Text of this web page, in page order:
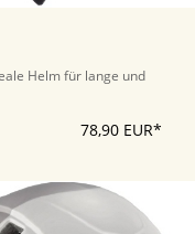
Helm für lange und
78,90 EUR*